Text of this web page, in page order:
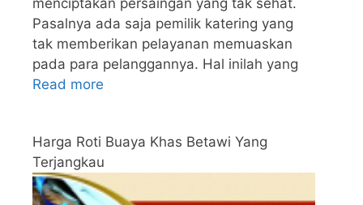
menciptakan persaingan yang tak sehat.
Pasalnya ada saja pemilik katering yang
tak memberikan pelayanan memuaskan
pada para pelanggannya. Hal inilah yang
Read more
Harga Roti Buaya Khas Betawi Yang
Terjangkau